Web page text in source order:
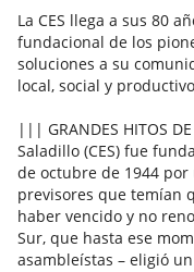
La CES llega a sus 80
fundacional de los
soluciones a su
local, social y
||| GRANDES HITOS
Saladillo (CES) fue
de octubre de 1944
previsores que temían
haber vencido y no
Sur, que hasta ese
asambleístas – eligió